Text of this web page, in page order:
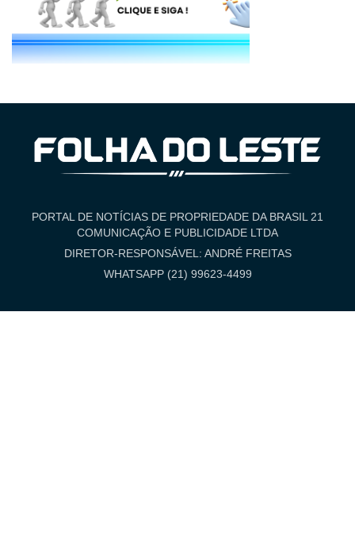
PORTAL DE NOTÍCIAS DE PROPRIEDADE DA BRASIL 21
COMUNICAÇÃO E PUBLICIDADE LTDA
DIRETOR-RESPONSÁVEL: ANDRÉ FREITAS
WHATSAPP (21) 99623-4499